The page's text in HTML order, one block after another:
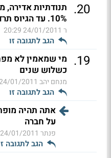
20
. תנודתיות אדירה,
10%. עד הגיוס תרד.
ר 24/01/2011 20:29
הגב לתגובה זו
19
. מי שמאמין לא
כשלוש שנים
מנחם יהב 01/2011 17:16
הגב לתגובה זו
אתה תהיה
על חברה
פנתר 24/01/2011 20:52
הגב לתגובה